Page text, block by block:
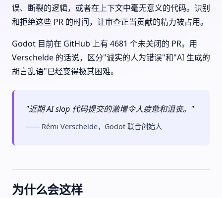
误、断裂的逻辑，或者在上下文中毫无意义的代码。识别
和拒绝这些 PR 的时间，让审查正当贡献的精力被占用。
Godot 目前在 GitHub 上有 4681 个未关闭的 PR。用
Verschelde 的话说，区分"诚实的人为错误"和"AI 生成的
胡言乱语"已经变得极其困难。
"近期 AI slop 代码提交的激增令人疲惫和沮丧。"
—— Rémi Verschelde，Godot 联合创始人
为什么会这样